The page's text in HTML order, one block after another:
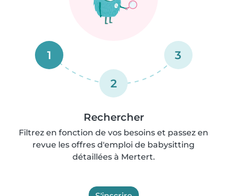
1
2
3
Rechercher
Filtrez en fonction de vos besoins et passez en
revue les offres d'emploi de babysitting
détaillées à Mertert.